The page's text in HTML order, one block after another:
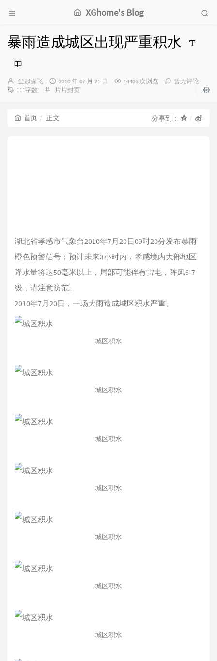
XGhome's Blog
暴雨造成城区出现严重积水
博
主：
尘起缘飞
发
布
2010 年 07 月 21 日 14406 次浏览
暂无评论
111字数
分
片片封页
首页 正文 分享到：
湖北省孝感市气象台2010年7月20日09时20分发布暴雨
橙色预警信号；预计未来3小时内，孝感境内大部地区
降水量将达50毫米以上，局部可能伴有雷电，阵风6-7
级，请注意防范。
2010年7月20日，一场大雨造成城区积水严重。
城区积水
城区积水
城区积水
城区积水
城区积水
城区积水
城区积水